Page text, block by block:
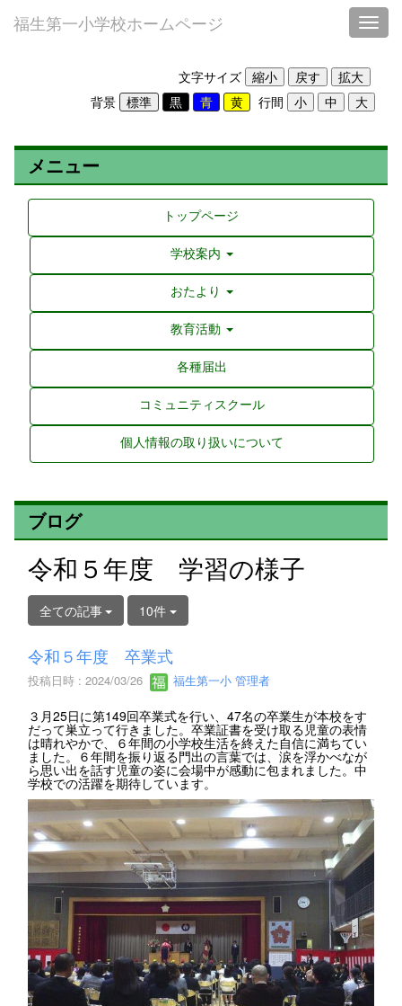
福生第一小学校ホームページ
文字サイズ
背景
行間
メニュー
トップページ
学校案内
おたより
教育活動
各種届出
コミュニティスクール
個人情報の取り扱いについて
ブログ
令和５年度 学習の様子
全ての記事 10件
令和５年度 卒業式
投稿日時 : 2024/03/26 福生第一小 管理者
３月25日に第149回卒業式を行い、47名の卒業生が本校をす
だって巣立って行きました。卒業証書を受け取る児童の表情
は晴れやかで、６年間の小学校生活を終えた自信に満ちてい
ました。６年間を振り返る門出の言葉では、涙を浮かべなが
ら思い出を話す児童の姿に会場中が感動に包まれました。中
学校での活躍を期待しています。